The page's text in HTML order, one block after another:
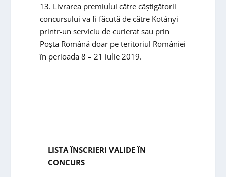
13. Livrarea premiului către câștigătorii
concursului va fi făcută de către Kotányi
printr-un serviciu de curierat sau prin
Poșta Română doar pe teritoriul României
în perioada 8 – 21 iulie 2019.
LISTA ÎNSCRIERI VALIDE ÎN
CONCURS